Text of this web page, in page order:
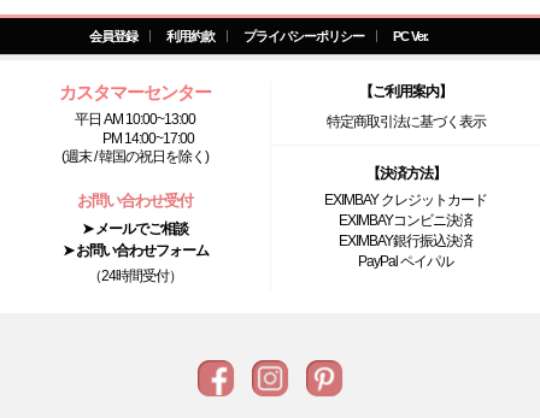
会員登録 利用約款 プライバシーポリシー PC Ver.
カスタマーセンター
平日 AM 10:00~13:00
PM 14:00~17:00
(週末 / 韓国の祝日を除く)
お問い合わせ受付
➤ メールでご相談
➤ お問い合わせフォーム
（24時間受付）
【ご利用案内】
特定商取引法に基づく表示
【決済方法】
EXIMBAY クレジットカード
EXIMBAYコンビニ決済
EXIMBAY銀行振込決済
PayPal ペイパル